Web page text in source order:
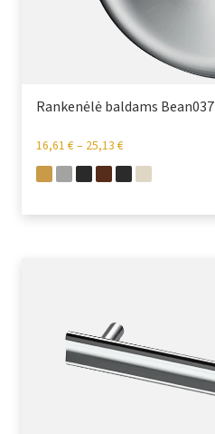
Rankenėlė baldams Bean037
16,61 €– 25,13 €